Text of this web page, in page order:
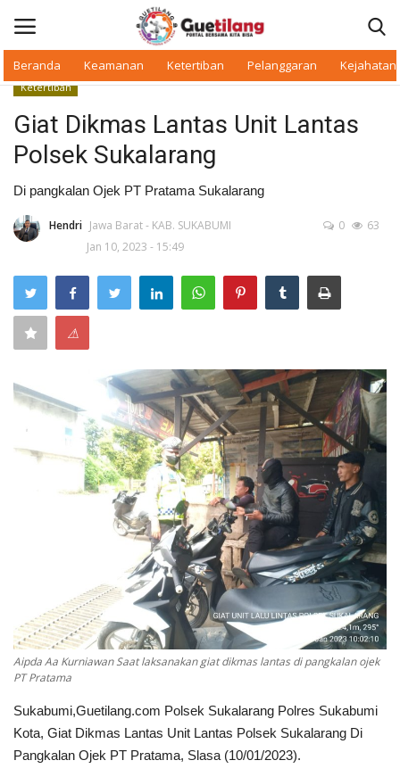
Beranda Keamanan Ketertiban Pelanggaran Kejahatan
Beranda
Daerah
Makan Bergizi
Warkop Digital
Pelanggaran
Ketertiban
Keamanan
UMKM & Ekonomi Kreatif
Pekerja Migran Indonesia
Ekonomi
Pendidikan
Informasi Journalism
Ketertiban
Giat Dikmas Lantas Unit Lantas
Polsek Sukalarang
Di pangkalan Ojek PT Pratama Sukalarang
Hendri Jawa Barat - KAB. SUKABUMI
Jan 10, 2023 - 15:49
0 63
⚠
Aipda Aa Kurniawan Saat laksanakan giat dikmas lantas di pangkalan ojek
PT Pratama
Sukabumi,Guetilang.com Polsek Sukalarang Polres Sukabumi
Kota, Giat Dikmas Lantas Unit Lantas Polsek Sukalarang Di
Pangkalan Ojek PT Pratama, Slasa (10/01/2023).